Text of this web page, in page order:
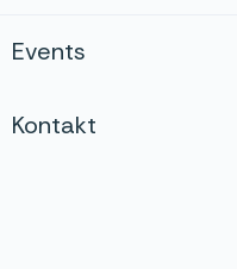
Events
Kontakt